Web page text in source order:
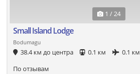
1 / 24
Small Island Lodge
Bodumagu
38.4 км до центра 0.1 км
0.1 км
По отзывам